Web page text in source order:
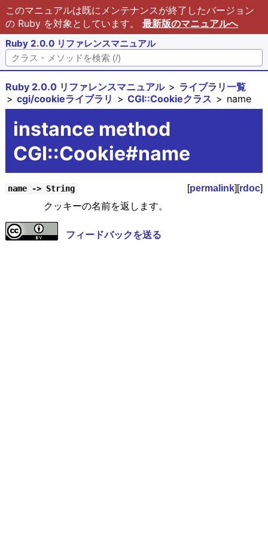
このマニュアルは既にメンテナンスが終了したバージョン
の Ruby を対象としています。 最新版のマニュアルへ
Ruby 2.0.0 リファレンスマニュアル
Ruby 2.0.0 リファレンスマニュアル
ライブラリ一覧
cgi/cookieライブラリ
CGI::Cookieクラス name
instance method
CGI::Cookie#name
name -> String [permalink][rdoc]
クッキーの名前を返します。
フィードバックを送る